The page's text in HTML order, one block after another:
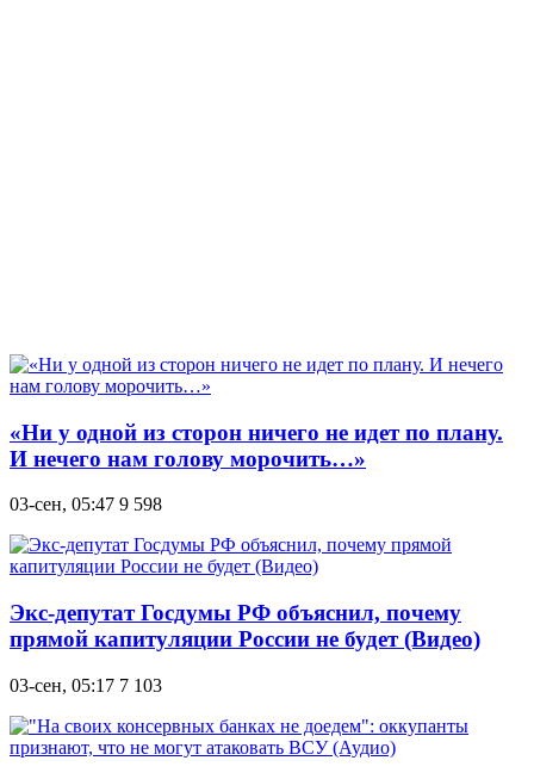
«Ни у одной из сторон ничего не идет по плану.
И нечего нам голову морочить…»
03-сен, 05:47 9 598
Экс-депутат Госдумы РФ объяснил, почему
прямой капитуляции России не будет (Видео)
03-сен, 05:17 7 103